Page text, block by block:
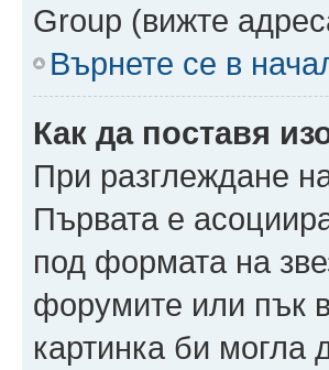
Group (вижте
Върнете се в
Как да поставя
При разглеждане
Първата е
под формата на
форумите или пък
картинка би могла